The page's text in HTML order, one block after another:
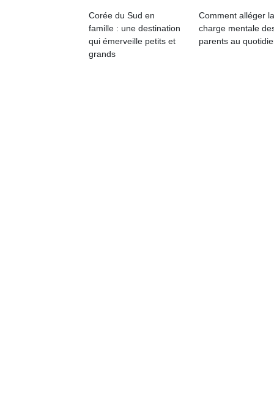
Corée du Sud en
famille : une destination
qui émerveille petits et
grands
Comment alléger la
charge mentale
parents au
ou
apprentissage…